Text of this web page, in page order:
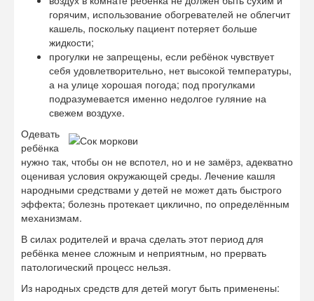
горячим, использование обогревателей не облегчит
кашель, поскольку пациент потеряет больше
жидкости;
прогулки не запрещены, если ребёнок чувствует
себя удовлетворительно, нет высокой температуры,
а на улице хорошая погода; под прогулками
подразумевается именно недолгое гуляние на
свежем воздухе.
Одевать
ребёнка
нужно так, чтобы он не вспотел, но и не замёрз, адекватно
оценивая условия окружающей среды. Лечение кашля
народными средствами у детей не может дать быстрого
эффекта; болезнь протекает циклично, по определённым
механизмам.
В силах родителей и врача сделать этот период для
ребёнка менее сложным и неприятным, но прервать
патологический процесс нельзя.
Из народных средств для детей могут быть применены: